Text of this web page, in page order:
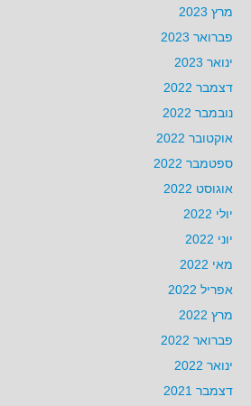
מרץ 2023
פברואר 2023
ינואר 2023
דצמבר 2022
נובמבר 2022
אוקטובר 2022
ספטמבר 2022
אוגוסט 2022
יולי 2022
יוני 2022
מאי 2022
אפריל 2022
מרץ 2022
פברואר 2022
ינואר 2022
דצמבר 2021